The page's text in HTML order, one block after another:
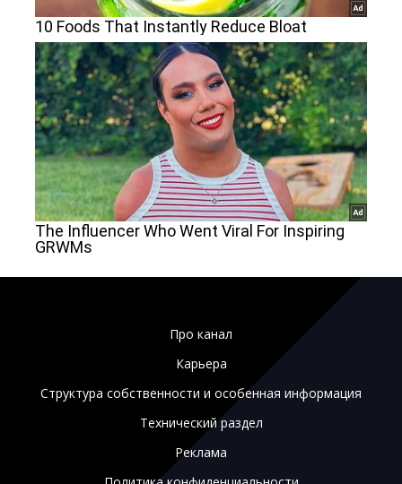
Про канал
Карьера
Структура собственности и особенная информация
Технический раздел
Реклама